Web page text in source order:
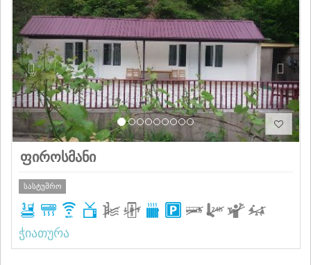
ფიროსმანი
სასტუმრო
ჭიათურა